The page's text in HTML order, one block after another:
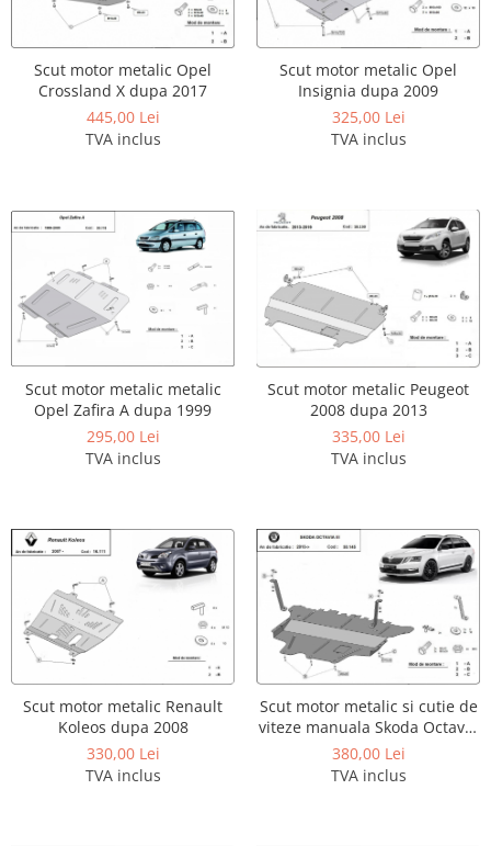
Covorase auto Vw
Cutii portbagaj pt. bare
transversale
Echipamente
Accesorii genti-rucsacuri
Genti laptop
Genti schi si snowboard
Genti voiaj
Grilaje portbagaj auto
Huse scaune auto
Instalatii electrice
Instalatii simple
Scuturi metalice
Scut motor Alfa Romeo
Scut motor Audi
Scut motor Bmw
Scut motor BYD
Scut motor Chevrolet
Scut motor Citroen
Scut motor Cupra
Scut motor metalic Opel
Crossland X dupa 2017
445,00 Lei
TVA inclus
Scut motor metalic Opel
Insignia dupa 2009
325,00 Lei
TVA inclus
Scut motor metalic metalic
Opel Zafira A dupa 1999
295,00 Lei
TVA inclus
Scut motor metalic Peugeot
2008 dupa 2013
335,00 Lei
TVA inclus
Scut motor metalic Renault
Koleos dupa 2008
330,00 Lei
TVA inclus
Scut motor metalic si cutie de
viteze manuala Skoda Octavia
3 dupa 2013
380,00 Lei
TVA inclus